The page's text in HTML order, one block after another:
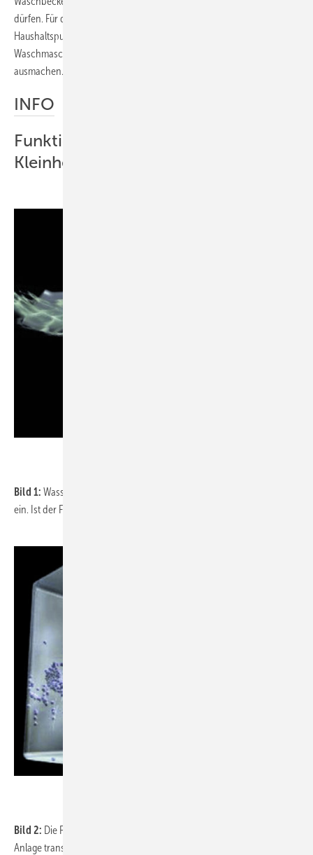
dürfen. Für die Entsorgung fäkalienfreier Abwässer werden
Haushaltspumpen angeboten, denen heißes Wasser aus der
Waschmaschine oder große Mengen aus der Badewanne nichts
ausmachen.
INFO
Funktionsweise einer
Kleinhebeanlage
Bild 1: Wasser strömt durch Betätigen der WC-Spülung in das Gerät
ein. Ist der Füllstand erreicht, schaltet die Anlage selbstständig ein.
Bild 2: Die Feststoffe werden durch das abfließende Wasser in die
Anlage transportiert, hier werden sie in Sekunden durch das